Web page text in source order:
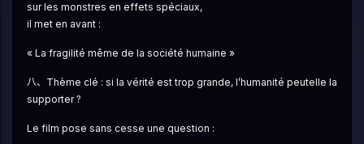
sur les monstres en effets spéciaux,
il met en avant :
« La fragilité même de la société humaine »
八、Thème clé : si la vérité est trop grande, l’humanité peutelle la
supporter ?
Le film pose sans cesse une question :